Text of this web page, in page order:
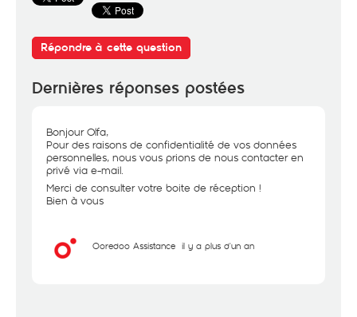
Répondre à cette question
Dernières réponses postées
Bonjour Olfa,
Pour des raisons de confidentialité de vos données
personnelles, nous vous prions de nous contacter en
privé via e-mail.
Merci de consulter votre boite de réception !
Bien à vous
Ooredoo Assistance il y a plus d'un an